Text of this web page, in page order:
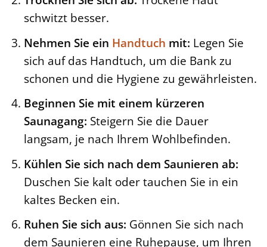
schwitzt besser.
Nehmen Sie ein Handtuch mit: Legen Sie
sich auf das Handtuch, um die Bank zu
schonen und die Hygiene zu gewährleisten.
Beginnen Sie mit einem kürzeren
Saunagang: Steigern Sie die Dauer
langsam, je nach Ihrem Wohlbefinden.
Kühlen Sie sich nach dem Saunieren ab:
Duschen Sie kalt oder tauchen Sie in ein
kaltes Becken ein.
Ruhen Sie sich aus: Gönnen Sie sich nach
dem Saunieren eine Ruhepause, um Ihren